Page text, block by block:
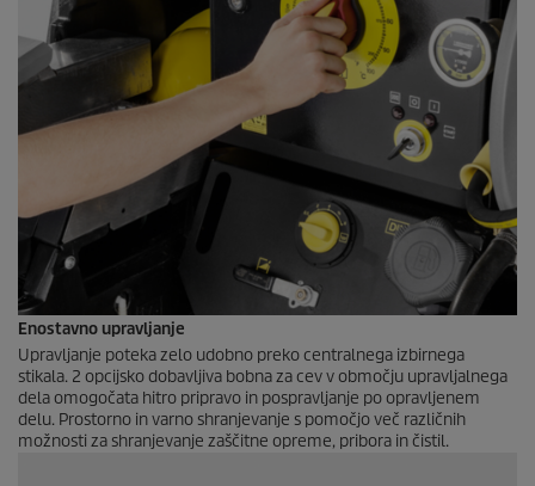
Enostavno upravljanje
Upravljanje poteka zelo udobno preko centralnega izbirnega
stikala. 2 opcijsko dobavljiva bobna za cev v območju upravljalnega
dela omogočata hitro pripravo in pospravljanje po opravljenem
delu. Prostorno in varno shranjevanje s pomočjo več različnih
možnosti za shranjevanje zaščitne opreme, pribora in čistil.